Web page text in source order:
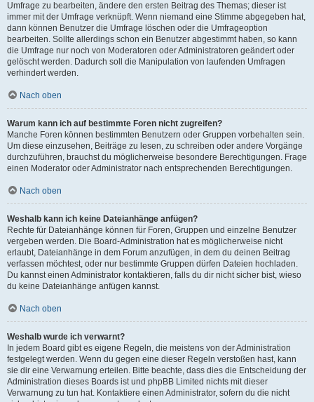
Umfrage zu bearbeiten, ändere den ersten Beitrag des Themas; dieser ist
immer mit der Umfrage verknüpft. Wenn niemand eine Stimme abgegeben hat,
dann können Benutzer die Umfrage löschen oder die Umfrageoption
bearbeiten. Sollte allerdings schon ein Benutzer abgestimmt haben, so kann
die Umfrage nur noch von Moderatoren oder Administratoren geändert oder
gelöscht werden. Dadurch soll die Manipulation von laufenden Umfragen
verhindert werden.
Nach oben
Warum kann ich auf bestimmte Foren nicht zugreifen?
Manche Foren können bestimmten Benutzern oder Gruppen vorbehalten sein.
Um diese einzusehen, Beiträge zu lesen, zu schreiben oder andere Vorgänge
durchzuführen, brauchst du möglicherweise besondere Berechtigungen. Frage
einen Moderator oder Administrator nach entsprechenden Berechtigungen.
Nach oben
Weshalb kann ich keine Dateianhänge anfügen?
Rechte für Dateianhänge können für Foren, Gruppen und einzelne Benutzer
vergeben werden. Die Board-Administration hat es möglicherweise nicht
erlaubt, Dateianhänge in dem Forum anzufügen, in dem du deinen Beitrag
verfassen möchtest, oder nur bestimmte Gruppen dürfen Dateien hochladen.
Du kannst einen Administrator kontaktieren, falls du dir nicht sicher bist, wieso
du keine Dateianhänge anfügen kannst.
Nach oben
Weshalb wurde ich verwarnt?
In jedem Board gibt es eigene Regeln, die meistens von der Administration
festgelegt werden. Wenn du gegen eine dieser Regeln verstoßen hast, kann
sie dir eine Verwarnung erteilen. Bitte beachte, dass dies die Entscheidung der
Administration dieses Boards ist und phpBB Limited nichts mit dieser
Verwarnung zu tun hat. Kontaktiere einen Administrator, sofern du die nicht